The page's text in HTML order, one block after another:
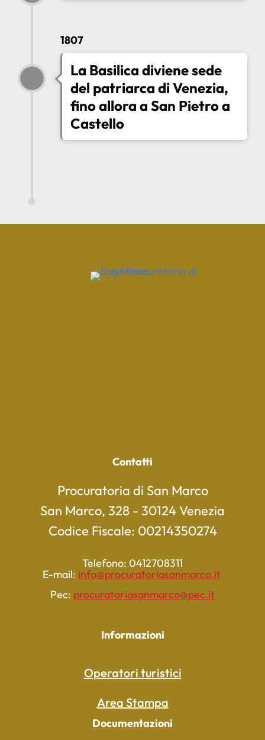
1807
La Basilica diviene sede
del patriarca di Venezia,
fino allora a San Pietro a
Castello
Contatti
Procuratoria di San Marco
San Marco, 328 - 30124 Venezia
Codice Fiscale: 00214350274
Telefono: 0412708311
E-mail: info@procuratoriasanmarco.it
Pec: procuratoriasanmarco@pec.it
Informazioni
Operatori turistici
Area Stampa
Documentazioni